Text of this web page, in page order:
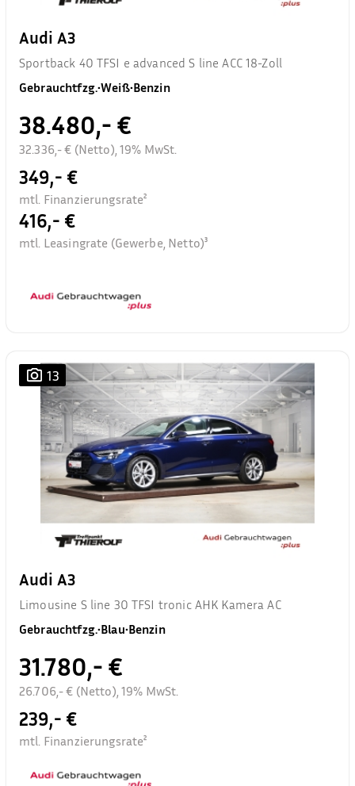
Audi A3
Sportback 40 TFSI e advanced S line ACC 18-Zoll
Gebrauchtfzg.•Weiß•Benzin
38.480,- €
32.336,- € (Netto), 19% MwSt.
349,- €
mtl. Finanzierungsrate²
416,- €
mtl. Leasingrate (Gewerbe, Netto)³
13
Audi A3
Limousine S line 30 TFSI tronic AHK Kamera AC
Gebrauchtfzg.•Blau•Benzin
31.780,- €
26.706,- € (Netto), 19% MwSt.
239,- €
mtl. Finanzierungsrate²